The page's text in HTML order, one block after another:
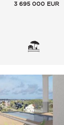
3 695 000 EUR